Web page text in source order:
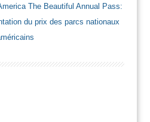
The Beautiful Annual Pass:
du prix des parcs nationaux